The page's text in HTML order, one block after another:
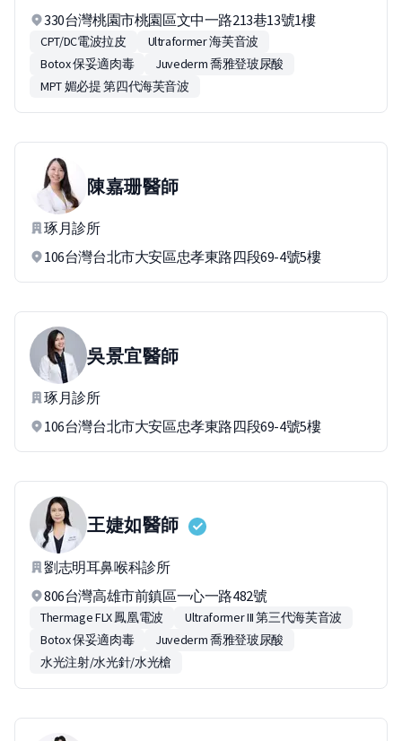
330台灣桃園市桃園區文中一路213巷13號1樓
CPT/DC電波拉皮
Ultraformer 海芙音波
Botox 保妥適肉毒
Juvederm 喬雅登玻尿酸
MPT 媚必提 第四代海芙音波
陳嘉珊醫師
琢月診所
106台灣台北市大安區忠孝東路四段69-4號5樓
吳景宜醫師
琢月診所
106台灣台北市大安區忠孝東路四段69-4號5樓
王婕如醫師
劉志明耳鼻喉科診所
806台灣高雄市前鎮區一心一路482號
Thermage FLX 鳳凰電波
Ultraformer III 第三代海芙音波
Botox 保妥適肉毒
Juvederm 喬雅登玻尿酸
水光注射/水光針/水光槍